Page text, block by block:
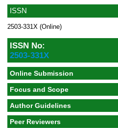
ISSN
2503-331X (Online)
ISSN No:
2503-331X
Online Submission
Focus and Scope
Author Guidelines
Peer Reviewers